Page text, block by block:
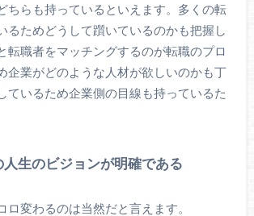
ちらも持っているといえます。多くの転
るためどうして躓いているのかも把握し
転職者をマッチングするのが転職のプロ
企業がどのような人材が欲しいのかも丁
ているため企業側の目線も持っているた
人生のビジョンが明確である
ロ変わるのは当然だと言えます。